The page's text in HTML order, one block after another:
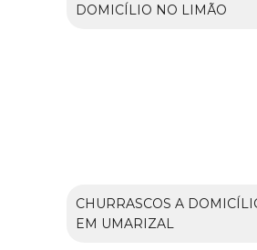
DOMICÍLIO NO LIMÃO
CHURRASCOS A
EM UMARIZAL